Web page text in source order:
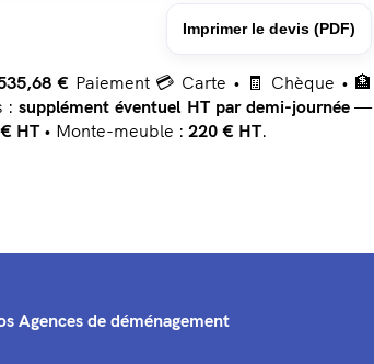
Imprimer le devis (PDF)
€ Paiement 💳 Carte • 🧾 Chèque • 🏦
:supplément éventuel HT par demi-journée—
HT• Monte-meuble : 220 € HT.
Agences de déménagement